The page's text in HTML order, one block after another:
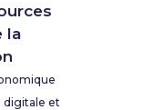
la
digitale et